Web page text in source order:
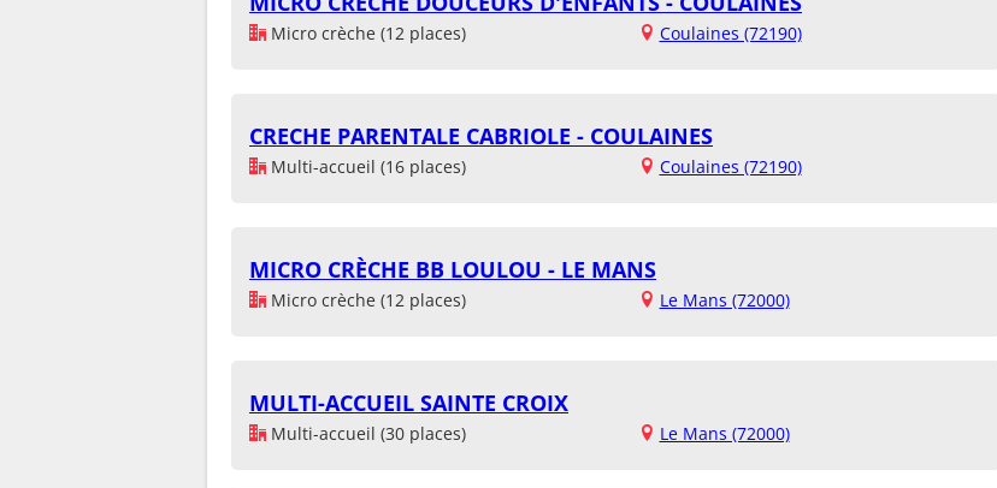
Micro crèche (12 places) Coulaines (72190)
CRECHE PARENTALE CABRIOLE - COULAINES
Multi-accueil (16 places) Coulaines (72190)
MICRO CRÈCHE BB LOULOU - LE MANS
Micro crèche (12 places) Le Mans (72000)
MULTI-ACCUEIL SAINTE CROIX
Multi-accueil (30 places) Le Mans (72000)